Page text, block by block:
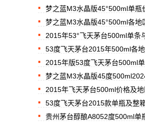
梦之蓝M3水晶版45°500ml单瓶
梦之蓝M3水晶版45°500ml各地
2015年53°飞天茅台500ml单条
53度飞天茅台2015年500ml各地
2015年版53度飞天茅台500ml单
梦之蓝M3水晶版45度
2015年飞天茅台500ml价格及
53度飞天茅台2015款单瓶及整
贵州茅台醇酿A8052度500ml单